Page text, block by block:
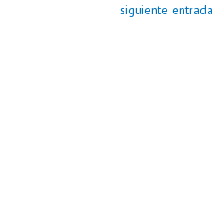
siguiente entrada